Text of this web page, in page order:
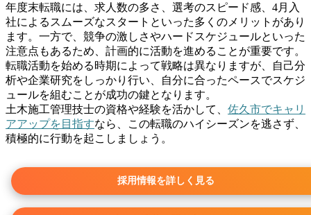
年度末転職には、求人数の多さ、選考のスピード感、4月入
社によるスムーズなスタートといった多くのメリットがあり
ます。一方で、競争の激しさやハードスケジュールといった
注意点もあるため、計画的に活動を進めることが重要です。
転職活動を始める時期によって戦略は異なりますが、自己分
析や企業研究をしっかり行い、自分に合ったペースでスケジ
ュールを組むことが成功の鍵となります。
土木施工管理技士の資格や経験を活かして、 佐久市でキャリ
アアップを目指すなら、この転職のハイシーズンを逃さず、
積極的に行動を起こしましょう。
採用情報を詳しく見る